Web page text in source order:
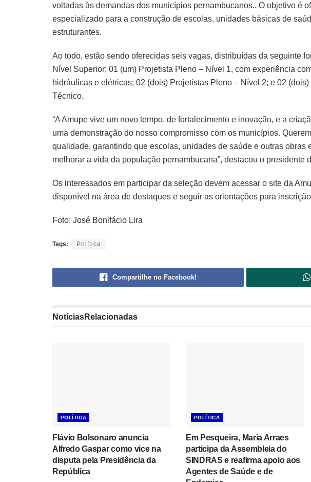
voltadas às demandas dos municípios pernambucanos.. O objetivo é
especializado para a construção de escolas, unidades básicas de
estruturantes.
Ao todo, estão sendo oferecidas seis vagas, distribuídas da seguinte
Nível Superior; 01 (um) Projetista Pleno – Nível 1, com experiência
hidráulicas e elétricas; 02 (dois) Projetistas Pleno – Nível 2; e 02
Técnico.
“A Amupe vive um novo tempo, de fortalecimento e inovação, e a
uma demonstração do nosso compromisso com os municípios.
qualidade, garantindo que escolas, unidades de saúde e outras obras
melhorar a vida da população pernambucana”, destacou o presidente
Os interessados em participar da seleção devem acessar o site da
disponível na área de destaques e seguir as orientações para
Foto: José Bonifácio Lira
Tags: Política
Compartilhe no Facebook!
NotíciasRelacionadas
POLÍTICA
Flávio Bolsonaro anuncia
Alfredo Gaspar como vice na
disputa pela Presidência da
República
POLÍTICA
Em Pesqueira, Maria Arraes
participa da Assembleia do
SINDRAS e reafirma apoio aos
Agentes de Saúde e de